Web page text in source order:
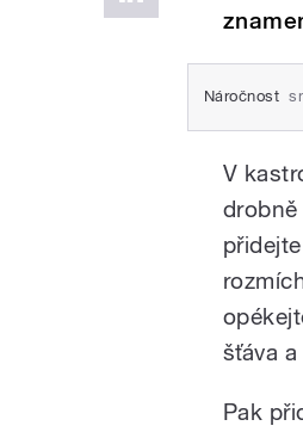
Náročnost
V
drobně
šťáva
Pak